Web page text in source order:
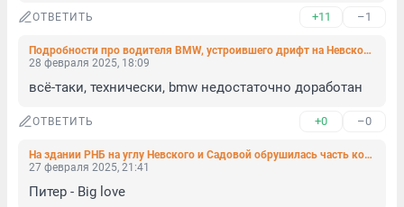
ОТВЕТИТЬ +11 –1
Подробности про водителя BMW, устроившего дрифт на Невском: у него 55 штрафов
28 февраля 2025, 18:09
всё-таки, технически, bmw недостаточно доработан
ОТВЕТИТЬ +0 –0
На здании РНБ на углу Невского и Садовой обрушилась часть колонны
27 февраля 2025, 21:41
Питер - Big love